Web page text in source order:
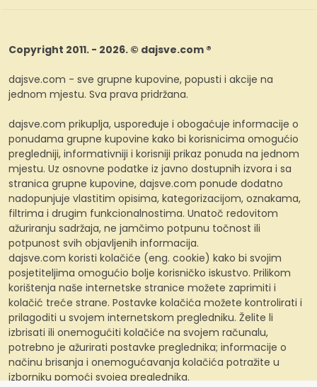
Copyright 2011. - 2026. © dajsve.com ®
dajsve.com - sve grupne kupovine, popusti i akcije na
jednom mjestu. Sva prava pridržana.
dajsve.com prikuplja, uspoređuje i obogaćuje informacije o
ponudama grupne kupovine kako bi korisnicima omogućio
pregledniji, informativniji i korisniji prikaz ponuda na jednom
mjestu. Uz osnovne podatke iz javno dostupnih izvora i sa
stranica grupne kupovine, dajsve.com ponude dodatno
nadopunjuje vlastitim opisima, kategorizacijom, oznakama,
filtrima i drugim funkcionalnostima. Unatoč redovitom
ažuriranju sadržaja, ne jamčimo potpunu točnost ili
potpunost svih objavljenih informacija.
dajsve.com koristi kolačiće (eng. cookie) kako bi svojim
posjetiteljima omogućio bolje korisničko iskustvo. Prilikom
korištenja naše internetske stranice možete zaprimiti i
kolačić treće strane. Postavke kolačića možete kontrolirati i
prilagoditi u svojem internetskom pregledniku. Želite li
izbrisati ili onemogućiti kolačiće na svojem računalu,
potrebno je ažurirati postavke preglednika; informacije o
načinu brisanja i onemogućavanja kolačića potražite u
izborniku pomoći svojeg preglednika.